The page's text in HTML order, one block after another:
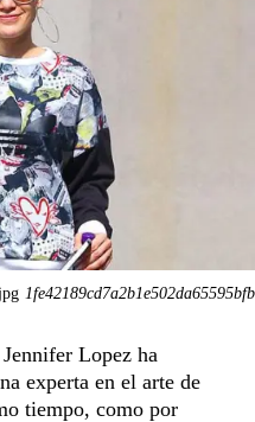
Lopez ha
experta en el arte de
tiempo, como por